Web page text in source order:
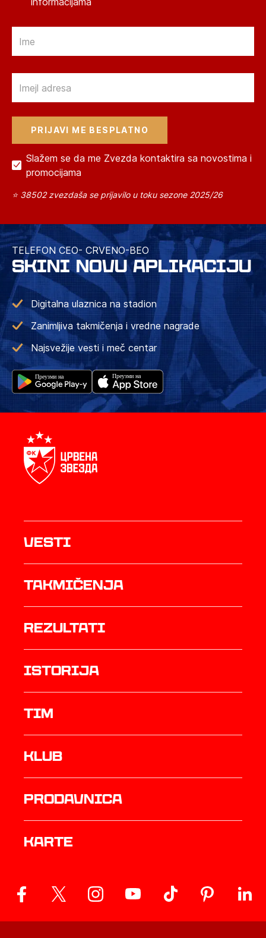
Slažem se da me Zvezda kontaktira sa novostima i
promocijama
⭐ 38502 zvezdaša se prijavilo u toku sezone 2025/26
TELEFON CEO- CRVENO-BEO
SKINI NOVU APLIKACIJU
Digitalna ulaznica na stadion
Zanimljiva takmičenja i vredne nagrade
Najsvežije vesti i meč centar
Vesti
Takmičenja
rezultati
istorija
TIM
Klub
prodavnica
Karte